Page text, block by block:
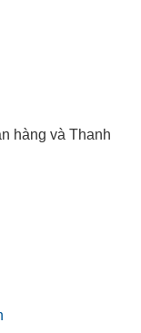
hàng và Thanh